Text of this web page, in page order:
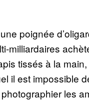
poignée
milliardaires
tissés à la
il est impossible
les